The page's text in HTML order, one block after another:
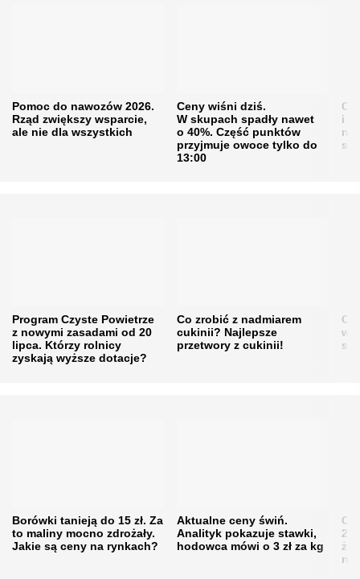
Pomoc do nawozów 2026.
Rząd zwiększy wsparcie,
ale nie dla wszystkich
Ceny wiśni dziś.
W skupach spadły nawet
o 40%. Część punktów
przyjmuje owoce tylko do
13:00
i
Program Czyste Powietrze
z nowymi zasadami od 20
lipca. Którzy rolnicy
zyskają wyższe dotacje?
Co zrobić z nadmiarem
cukinii? Najlepsze
przetwory z cukinii!
w
Borówki tanieją do 15 zł. Za
to maliny mocno zdrożały.
Jakie są ceny na rynkach?
Aktualne ceny świń.
Analityk pokazuje stawki,
hodowca mówi o 3 zł za kg